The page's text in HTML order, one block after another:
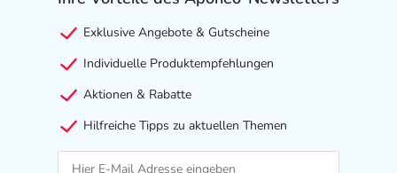
Polyglyceryl-4
Diisostearate/Polyhydroxystearate/Sebacate, Polysorbate
Adresse des Anbieters/Herstellers
Dr. Theiss Naturwaren GmbH
Exklusive Angebote & Gutscheine
Individuelle Produktempfehlungen
Aktionen & Rabatte
Hilfreiche Tipps zu aktuellen Themen